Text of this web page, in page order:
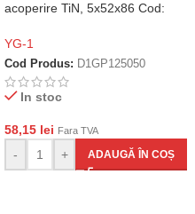
acoperire TiN, 5x52x86 Cod:
YG-1
Cod Produs: D1GP125050
In stoc
58,15 lei Fara TVA
- + ADAUGĂ ÎN COȘ